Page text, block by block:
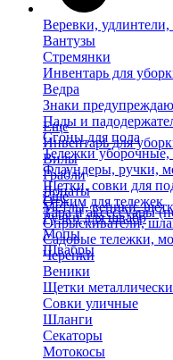
Веревки,
Вантузы
Стремянки
Инвентарь для
Ведра
Знаки
Пады и
Сгоны для пола
Тележки
Флаундеры, ручки,
Щетки, совки для
Отжим для тележек
Ручки для швабр
Мопы
Швабры
Еще
Инвентарь для
Вилы
Грабли
Лопаты
Метлы, веники,
Опрыскиватели,
Садовые тележки,
Черенки
Веники
Щетки
Совки уличные
Шланги
Секаторы
Мотокосы
Еще
Тара и аксессуары